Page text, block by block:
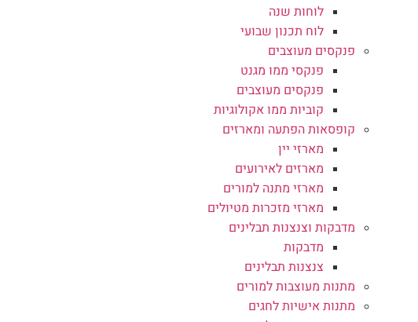
לוחות שנה
לוח תכנון שבועי
פנקסים מעוצבים
פנקסי ממו מגנט
פנקסים מעוצבים
קוביות ממו אקולוגיות
קופסאות הפתעה ומארזים
מארזי יין
מארזים לאירועים
מארזי מתנה למורים
מארזי מזכרות מטיולים
מדבקות וצנצנות תבלינים
מדבקות
צנצנות תבלינים
מתנות מעוצבות למורים
מתנות אישיות לחגים